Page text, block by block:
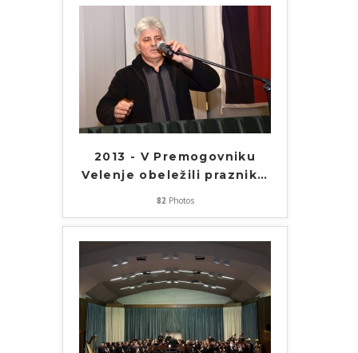
2013 - V Premogovniku
Velenje obeležili praznik…
82 Photos